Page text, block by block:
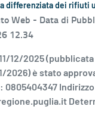
differenziata dei rifiuti
Web - Data di
12.34
12/2025 (pubblicata
2026) è stato
0805404347